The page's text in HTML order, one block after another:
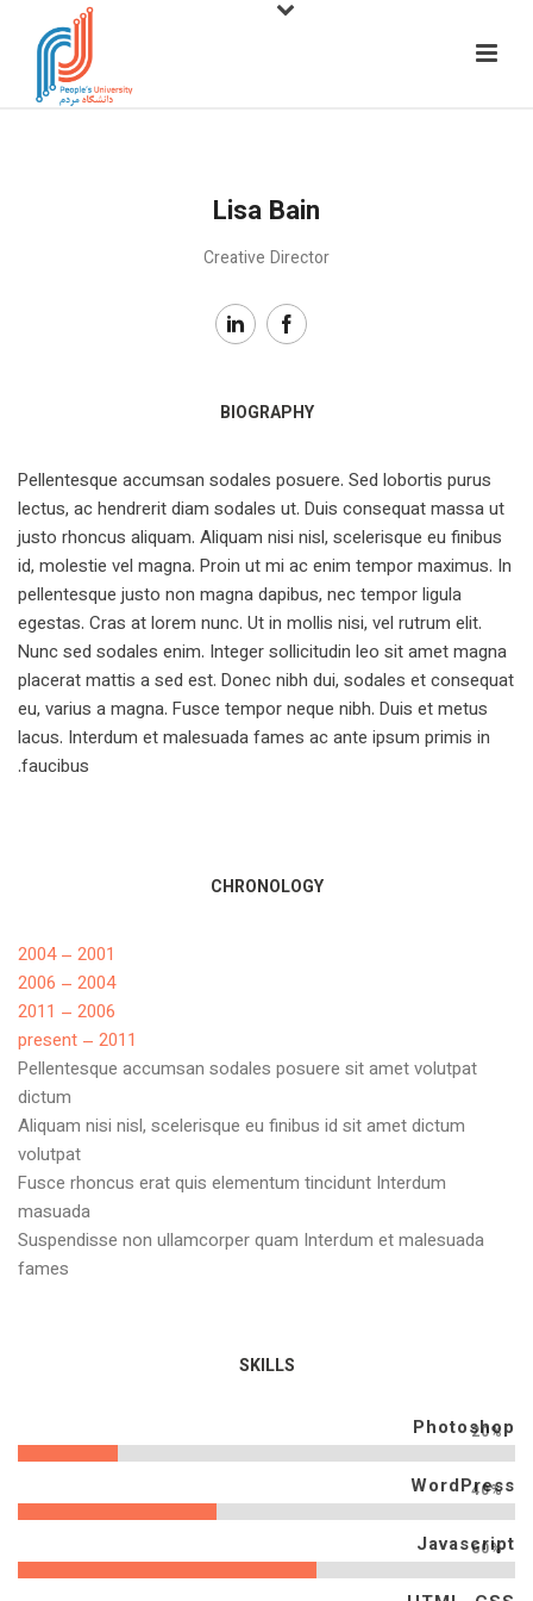
Lisa Bain
Creative Director
BIOGRAPHY
Pellentesque accumsan sodales posuere. Sed lobortis purus
lectus, ac hendrerit diam sodales ut. Duis consequat massa ut
justo rhoncus aliquam. Aliquam nisi nisl, scelerisque eu finibus
id, molestie vel magna. Proin ut mi ac enim tempor maximus. In
pellentesque justo non magna dapibus, nec tempor ligula
egestas. Cras at lorem nunc. Ut in mollis nisi, vel rutrum elit.
Nunc sed sodales enim. Integer sollicitudin leo sit amet magna
placerat mattis a sed est. Donec nibh dui, sodales et consequat
eu, varius a magna. Fusce tempor neque nibh. Duis et metus
lacus. Interdum et malesuada fames ac ante ipsum primis in
faucibus.
CHRONOLOGY
2001 – 2004
2004 – 2006
2006 – 2011
2011 – present
Pellentesque accumsan sodales posuere sit amet volutpat
dictum
Aliquam nisi nisl, scelerisque eu finibus id sit amet dictum
volutpat
Fusce rhoncus erat quis elementum tincidunt Interdum
masuada
Suspendisse non ullamcorper quam Interdum et malesuada
fames
SKILLS
Photoshop
20%
WordPress
40%
Javascript
60%